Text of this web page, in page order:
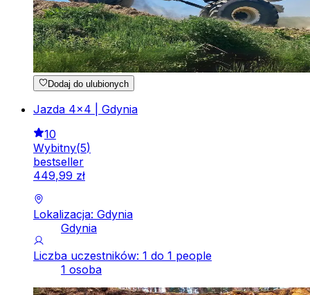
Dodaj do ulubionych
Jazda 4x4 | Gdynia
10
Wybitny(5)
bestseller
449,99 zł
Lokalizacja: Gdynia
Gdynia
Liczba uczestników: 1 do 1 people
1 osoba